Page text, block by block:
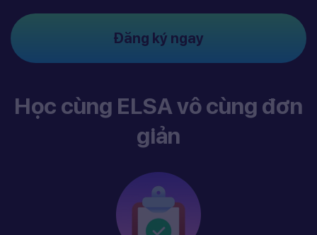
Đăng ký ngay
Học cùng ELSA vô cùng đơn
giản